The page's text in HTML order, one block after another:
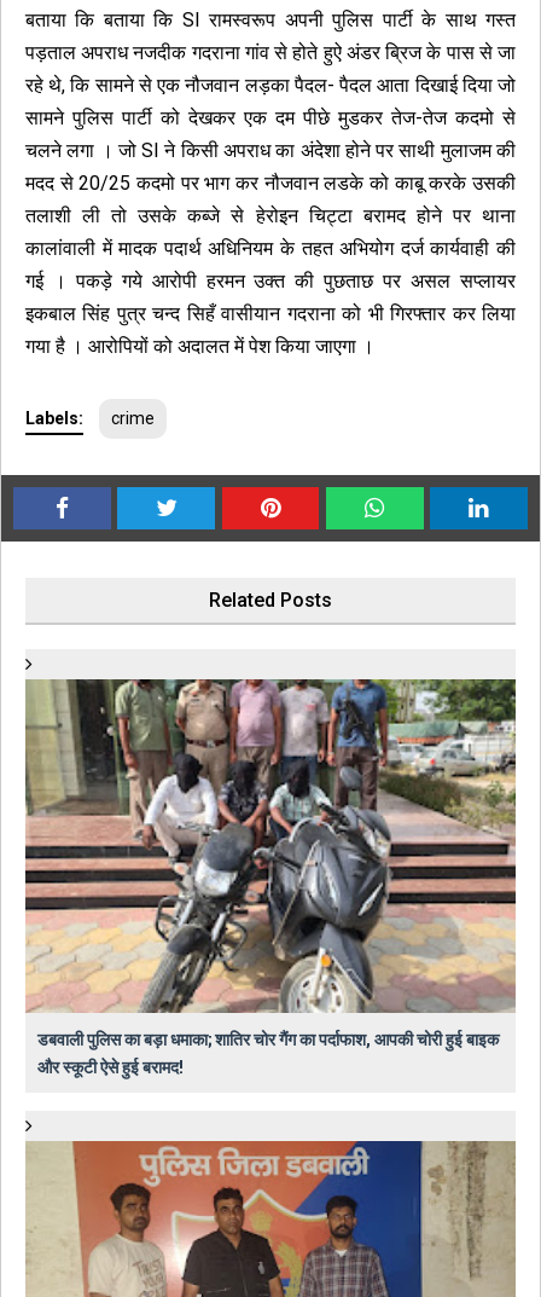
बताया कि बताया कि SI रामस्वरूप अपनी पुलिस पार्टी के साथ गस्त
पड़ताल अपराध नजदीक गदराना गांव से होते हुऐ अंडर ब्रिज के पास से जा
रहे थे, कि सामने से एक नौजवान लड़का पैदल- पैदल आता दिखाई दिया जो
सामने पुलिस पार्टी को देखकर एक दम पीछे मुडकर तेज-तेज कदमो से
चलने लगा । जो SI ने किसी अपराध का अंदेशा होने पर साथी मुलाजम की
मदद से 20/25 कदमो पर भाग कर नौजवान लडके को काबू करके उसकी
तलाशी ली तो उसके कब्जे से हेरोइन चिट्टा बरामद होने पर थाना
कालांवाली में मादक पदार्थ अधिनियम के तहत अभियोग दर्ज कार्यवाही की
गई । पकड़े गये आरोपी हरमन उक्त की पुछताछ पर असल सप्लायर
इकबाल सिंह पुत्र चन्द सिहँ वासीयान गदराना को भी गिरफ्तार कर लिया
गया है । आरोपियों को अदालत में पेश किया जाएगा ।
Labels: crime
Related Posts
डबवाली पुलिस का बड़ा धमाका; शातिर चोर गैंग का पर्दाफाश, आपकी चोरी हुई बाइक
और स्कूटी ऐसे हुई बरामद!